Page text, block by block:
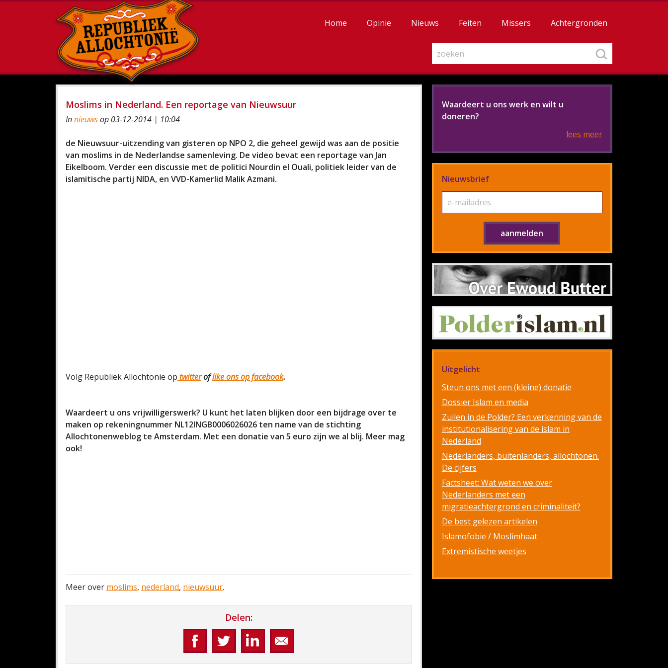
Home Opinie Nieuws Feiten Missers Achtergronden
Moslims in Nederland. Een reportage van Nieuwsuur
Innieuwsop 03-12-2014 | 10:04
de Nieuwsuur-uitzending van gisteren op NPO 2, die geheel gewijd was aan de positie
van moslims in de Nederlandse samenleving. De video bevat een reportage van Jan
Eikelboom. Verder een discussie met de politici Nourdin el Ouali, politiek leider van de
islamitische partij NIDA, en VVD-Kamerlid Malik Azmani.
Volg Republiek Allochtonië op twitteroflike ons op facebook.
Waardeert u ons vrijwilligerswerk? U kunt het laten blijken door een bijdrage over te
maken op rekeningnummer NL12INGB0006026026 ten name van de stichting
Allochtonenweblog te Amsterdam. Met een donatie van 5 euro zijn we al blij. Meer mag
ook!
Meer over moslims, nederland, nieuwsuur.
Delen:
Waardeert u ons werk en wilt u
doneren?
lees meer
Nieuwsbrief
Uitgelicht
Steun ons met een (kleine) donatie
Dossier Islam en media
Zuilen in de Polder? Een verkenning van de
institutionalisering van de islam in
Nederland
Nederlanders, buitenlanders, allochtonen.
De cijfers
Factsheet: Wat weten we over
Nederlanders met een
migratieachtergrond en criminaliteit?
De best gelezen artikelen
Islamofobie / Moslimhaat
Extremistische weetjes